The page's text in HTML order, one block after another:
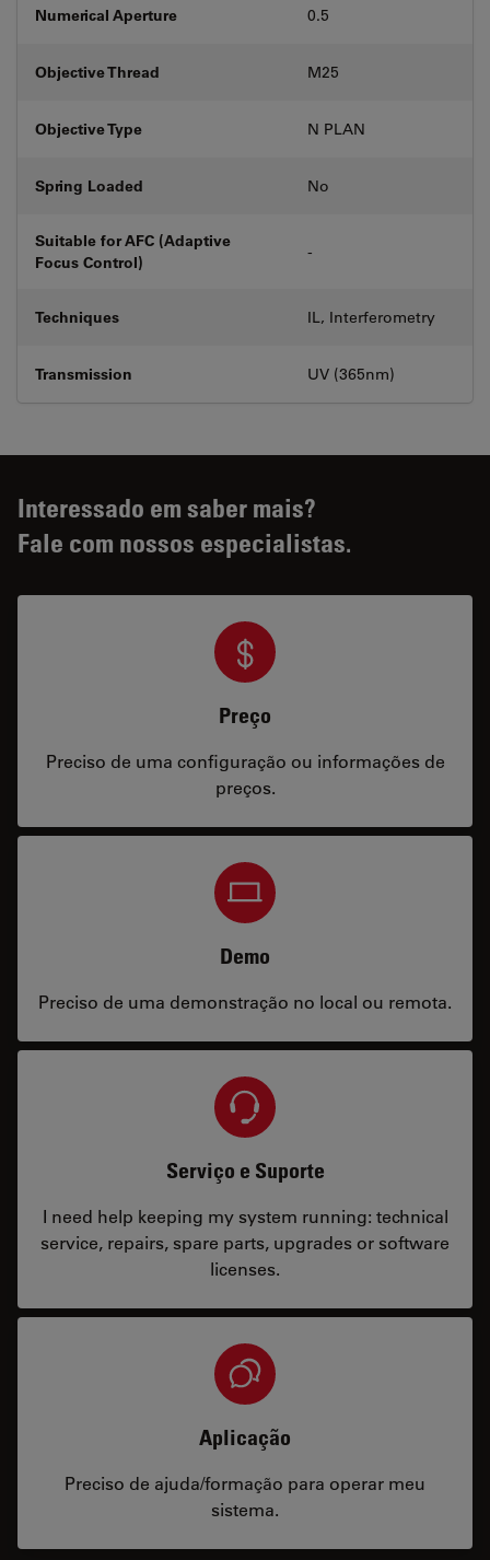
Numerical Aperture 0.5
Objective Thread M25
Objective Type N PLAN
Spring Loaded No
Suitable for AFC (Adaptive
Focus Control)
-
Techniques IL, Interferometry
Transmission UV (365nm)
Interessado em saber mais?
Fale com nossos especialistas.
Preço
Preciso de uma configuração ou informações de
preços.
Demo
Preciso de uma demonstração no local ou remota.
Serviço e Suporte
I need help keeping my system running: technical
service, repairs, spare parts, upgrades or software
licenses.
Aplicação
Preciso de ajuda/formação para operar meu
sistema.